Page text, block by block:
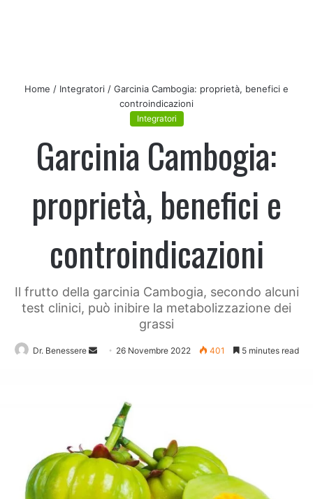
Home / Integratori / Garcinia Cambogia: proprietà, benefici e
controindicazioni
Integratori
Garcinia Cambogia:
proprietà, benefici e
controindicazioni
Il frutto della garcinia Cambogia, secondo alcuni
test clinici, può inibire la metabolizzazione dei
grassi
Dr. Benessere
Send 26 Novembre 2022 401 5 minutes read